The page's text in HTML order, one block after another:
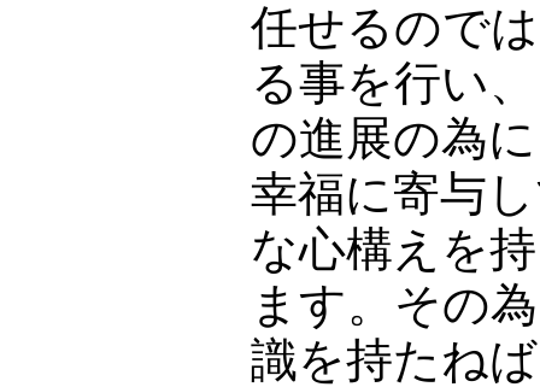
任せるので
る事を行い
の進展の為
幸福に寄与
な心構えを
ます。その
識を持たね